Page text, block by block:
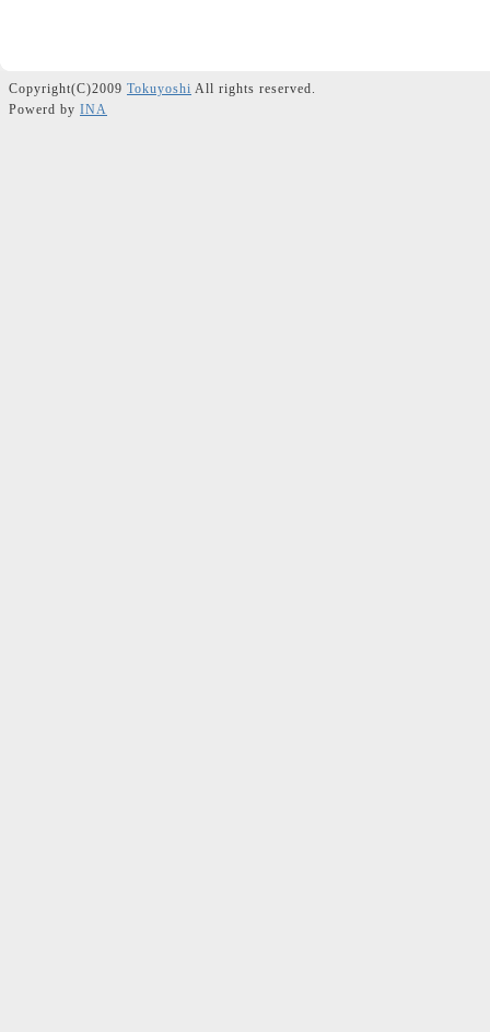
Copyright(C)2009 Tokuyoshi All rights reserved.
Powerd by INA